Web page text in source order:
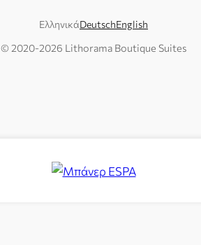
ΕλληνικάDeutschEnglish
© 2020-2026 Lithorama Boutique Suites